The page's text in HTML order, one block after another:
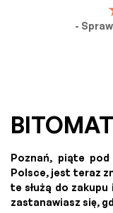
-
Poznań, piąte
Polsce, jest teraz
te służą do
zastanawiasz się,